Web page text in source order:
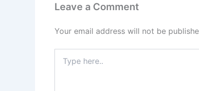
Leave a Comment
Your email address will not be
here..